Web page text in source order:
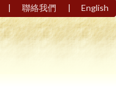
| 聯絡我們 | English